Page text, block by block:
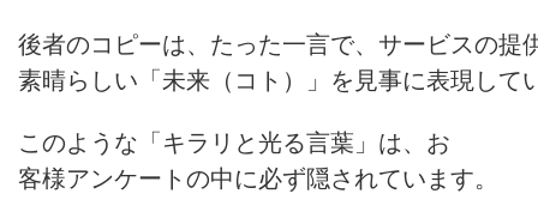
後者のコピーは、たった一言で、サービスの提
素晴らしい「未来（コト）」を見事に表現して
このような「キラリと光る言葉」は、お
客様アンケートの中に必ず隠されています。